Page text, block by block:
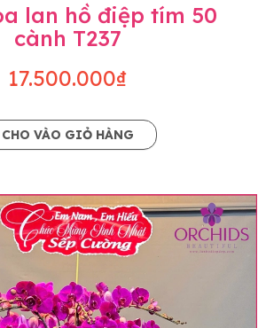
lan hồ điệp tím 50
cành T237
17.500.000₫
CHO VÀO GIỎ HÀNG